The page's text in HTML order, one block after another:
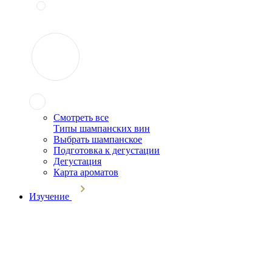
Смотреть все
Типы шампанских вин
Выбрать шампанское
Подготовка к дегустации
Дегустация
Карта ароматов
Изучение